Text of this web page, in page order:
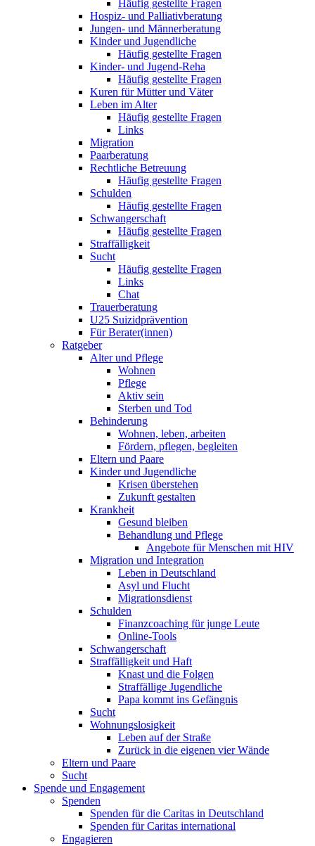
Häufig gestellte Fragen
Hospiz- und Palliativberatung
Jungen- und Männerberatung
Kinder und Jugendliche
Häufig gestellte Fragen
Kinder- und Jugend-Reha
Häufig gestellte Fragen
Kuren für Mütter und Väter
Leben im Alter
Häufig gestellte Fragen
Links
Migration
Paarberatung
Rechtliche Betreuung
Häufig gestellte Fragen
Schulden
Häufig gestellte Fragen
Schwangerschaft
Häufig gestellte Fragen
Straffälligkeit
Sucht
Häufig gestellte Fragen
Links
Chat
Trauerberatung
U25 Suizidprävention
Für Berater(innen)
Ratgeber
Alter und Pflege
Wohnen
Pflege
Aktiv sein
Sterben und Tod
Behinderung
Wohnen, leben, arbeiten
Fördern, pflegen, begleiten
Eltern und Paare
Kinder und Jugendliche
Krisen überstehen
Zukunft gestalten
Krankheit
Gesund bleiben
Behandlung und Pflege
Angebote für Menschen mit HIV
Migration und Integration
Leben in Deutschland
Asyl und Flucht
Migrationsdienst
Schulden
Finanzcoaching für junge Leute
Online-Tools
Schwangerschaft
Straffälligkeit und Haft
Knast und die Folgen
Straffällige Jugendliche
Papa kommt ins Gefängnis
Sucht
Wohnungslosigkeit
Leben auf der Straße
Zurück in die eigenen vier Wände
Eltern und Paare
Sucht
Spende und Engagement
Spenden
Spenden für die Caritas in Deutschland
Spenden für Caritas international
Engagieren